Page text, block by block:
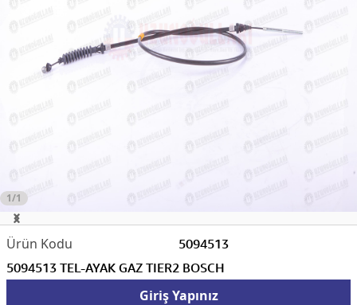
1/1
5094513
5094513 TEL-AYAK GAZ TIER2 BOSCH
Giriş Yapınız